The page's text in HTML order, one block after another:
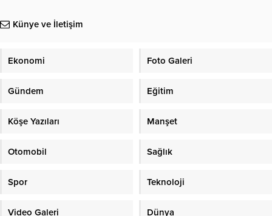
Künye ve İletişim
Ekonomi Foto Galeri
Gündem Eğitim
Köşe Yazıları Manşet
Otomobil Sağlık
Spor Teknoloji
Video Galeri Dünya